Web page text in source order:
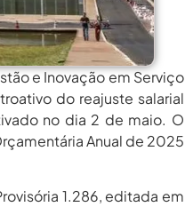
e Inovação em Serviço
do reajuste salarial
no dia 2 de maio. O
Anual de 2025
1.286, editada em